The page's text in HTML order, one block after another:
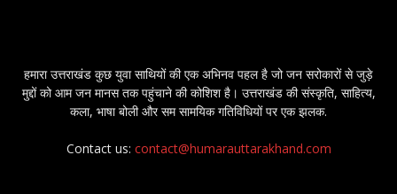
हमारा उत्तराखंड कुछ युवा साथियों की एक अभिनव पहल है जो जन सरोकारों से जुड़े
मुद्दों को आम जन मानस तक पहुंचाने की कोशिश है। उत्तराखंड की संस्कृति, साहित्य,
कला, भाषा बोली और सम सामयिक गतिविधियों पर एक झलक.
Contact us: contact@humarauttarakhand.com